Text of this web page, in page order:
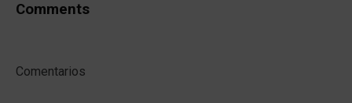
Comments
Comentarios